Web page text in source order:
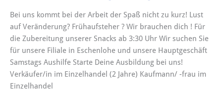
Bei uns kommt bei der Arbeit der Spaß nicht zu kurz! Lust
auf Veränderung? Frühaufsteher ? Wir brauchen dich ! Für
die Zubereitung unserer Snacks ab 3:30 Uhr Wir suchen Sie
für unsere Filiale in Eschenlohe und unsere Hauptgeschäft
Samstags Aushilfe Starte Deine Ausbildung bei uns!
Verkäufer/in im Einzelhandel (2 Jahre) Kaufmann/ -frau im
Einzelhandel